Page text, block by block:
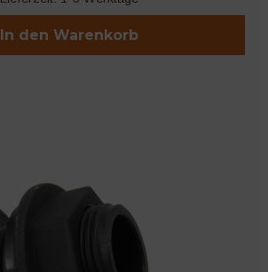
In den Warenkorb